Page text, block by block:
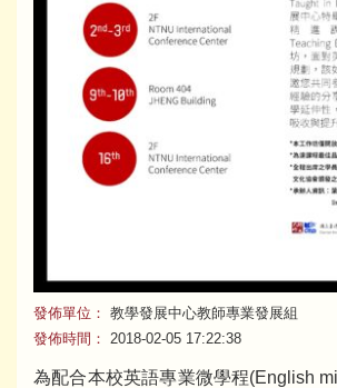
發佈單位： 教學發展中心教師專業發展組
發佈時間：
2018-02-05 17:22:38
為配合本校英語專業微學程(English